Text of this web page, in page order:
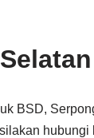
BSD,
hubungi